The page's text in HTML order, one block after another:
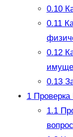
0.10
0.11
0.12
0.13
1
1.1